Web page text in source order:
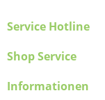
Service Hotline
Shop Service
Informationen